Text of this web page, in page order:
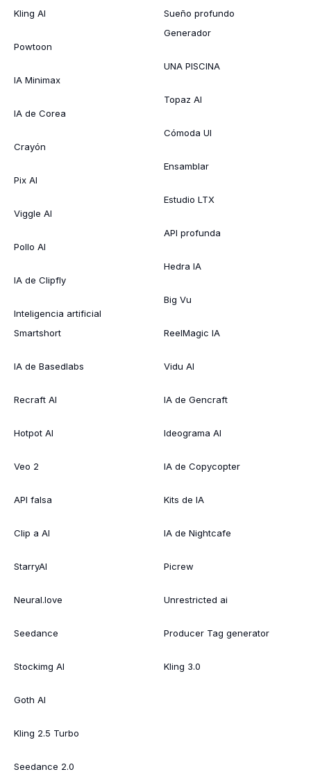
Kling AI
Powtoon
IA Minimax
IA de Corea
Crayón
Pix AI
Viggle AI
Pollo AI
IA de Clipfly
Inteligencia artificial
Smartshort
IA de Basedlabs
Recraft AI
Hotpot AI
Veo 2
API falsa
Clip a AI
StarryAI
Neural.love
Seedance
Stockimg AI
Goth AI
Kling 2.5 Turbo
Seedance 2.0
Sueño profundo
Generador
UNA PISCINA
Topaz AI
Cómoda UI
Ensamblar
Estudio LTX
API profunda
Hedra IA
Big Vu
ReelMagic IA
Vidu AI
IA de Gencraft
Ideograma AI
IA de Copycopter
Kits de IA
IA de Nightcafe
Picrew
Unrestricted ai
Producer Tag generator
Kling 3.0